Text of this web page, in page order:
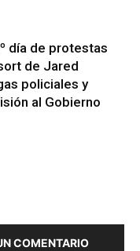
día de protestas
de Jared
policiales y
al Gobierno
COMENTARIO